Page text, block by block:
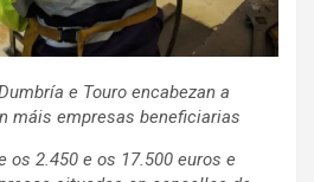
e Touro encabezan a
máis empresas beneficiarias
os 2.450 e os 17.500 euros e